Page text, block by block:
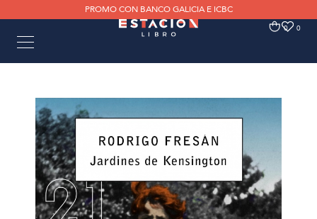
PROMO CON BANCO GALICIA E ICBC
0 0